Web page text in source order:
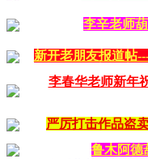
李辛老师
新开老朋友报道帖
李春华老师新年
严厉打击作品盗
鲁木阿德